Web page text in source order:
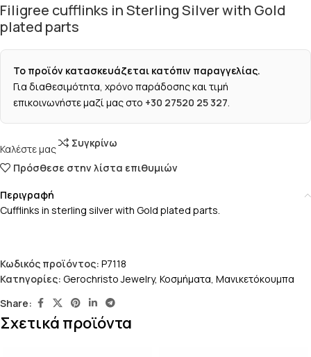
Filigree cufflinks in Sterling Silver with Gold
plated parts
Το προϊόν κατασκευάζεται κατόπιν παραγγελίας.
Για διαθεσιμότητα, χρόνο παράδοσης και τιμή
επικοινωνήστε μαζί μας στο +30 27520 25 327.
Καλέστε μας
Συγκρίνω
Πρόσθεσε στην λίστα επιθυμιών
Περιγραφή
Cufflinks in sterling silver with Gold plated parts.
Κωδικός προϊόντος: P7118
Κατηγορίες: Gerochristo Jewelry, Κοσμήματα, Μανικετόκουμπα
Share:
Σχετικά προϊόντα